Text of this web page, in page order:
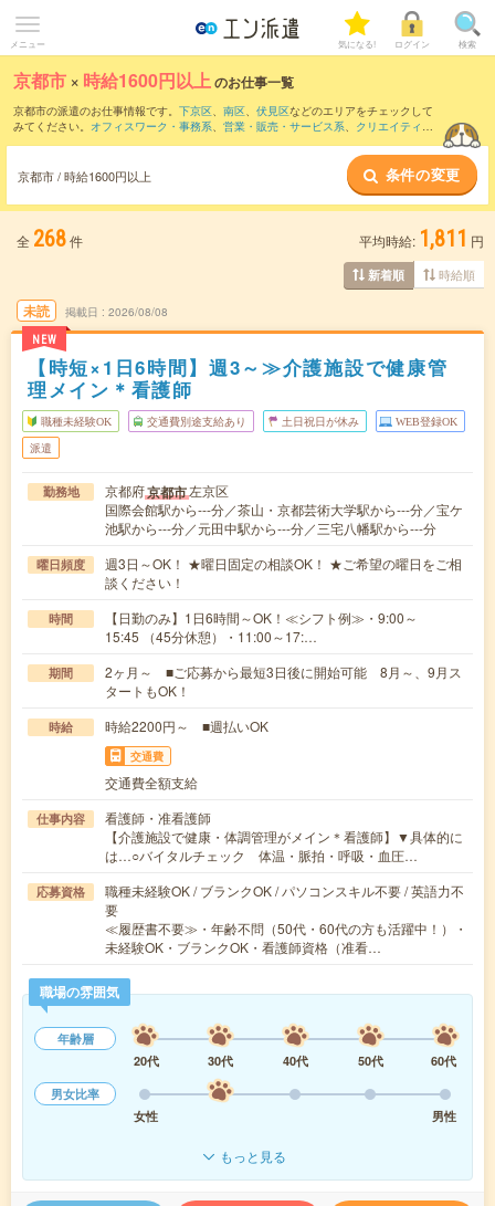
メニュー 気になる! ログイン 検索
京都市 × 時給1600円以上のお仕事一覧
京都市の派遣のお仕事情報です。 下京区、 南区、 伏見区などのエリアをチェックして
みてください。 オフィスワーク・事務系、 営業・販売・サービス系、 クリエイティブ
京都市 / 時給1600円以上 条件の変更
全 268件 平均時給: 1,811 円
新着順 時給順
未読
NEW
掲載日 2026/08/08
【時短×1日6時間】週3～≫介護施設で健康管
理メイン＊看護師
職種未経験OK 交通費別途支給あり 土日祝日が休み WEB登録OK
派遣
勤務地 京都府京都市左京区
国際会館駅から---分／茶山・京都芸術大学駅から---分／宝ケ
池駅から---分／元田中駅から---分／三宅八幡駅から---分
曜日頻度
週3日～OK！ ★曜日固定の相談OK！ ★ご希望の曜日をご相
談ください！
時間
【日勤のみ】1日6時間～OK！≪シフト例≫・9:00～
15:45 （45分休憩）・11:00～17:…
期間
2ヶ月～ ■ご応募から最短3日後に開始可能 8月～、9月ス
タートもOK！
時給 時給2200円～ ■週払いOK
交通費
交通費全額支給
仕事内容
看護師・准看護師
【介護施設で健康・体調管理がメイン＊看護師】▼具体的に
は…○バイタルチェック 体温・脈拍・呼吸・血圧…
応募資格
職種未経験OK / ブランクOK / パソコンスキル不要 / 英語力不
要
≪履歴書不要≫・年齢不問（50代・60代の方も活躍中！）・
未経験OK・ブランクOK・看護師資格（准看…
職場の雰囲気
年齢層
20代
30代 40代 50代
60代
男女比率
女性
男性
もっと見る